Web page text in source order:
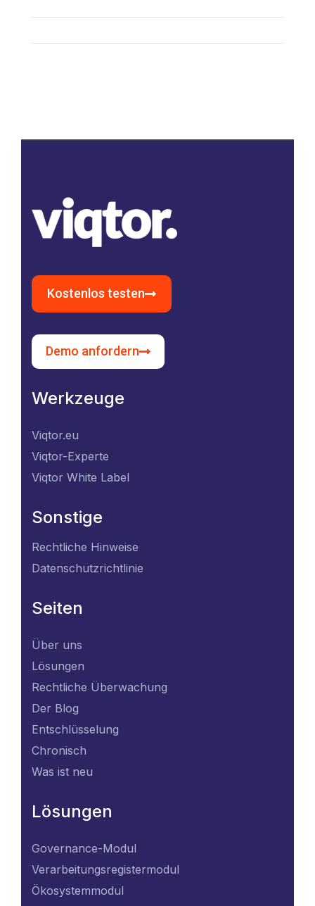
Kostenlos testen
Demo anfordern
Werkzeuge
Viqtor.eu
Viqtor-Experte
Viqtor White Label
Sonstige
Rechtliche Hinweise
Datenschutzrichtlinie
Seiten
Über uns
Lösungen
Rechtliche Überwachung
Der Blog
Entschlüsselung
Chronisch
Was ist neu
Lösungen
Governance-Modul
Verarbeitungsregistermodul
Ökosystemmodul